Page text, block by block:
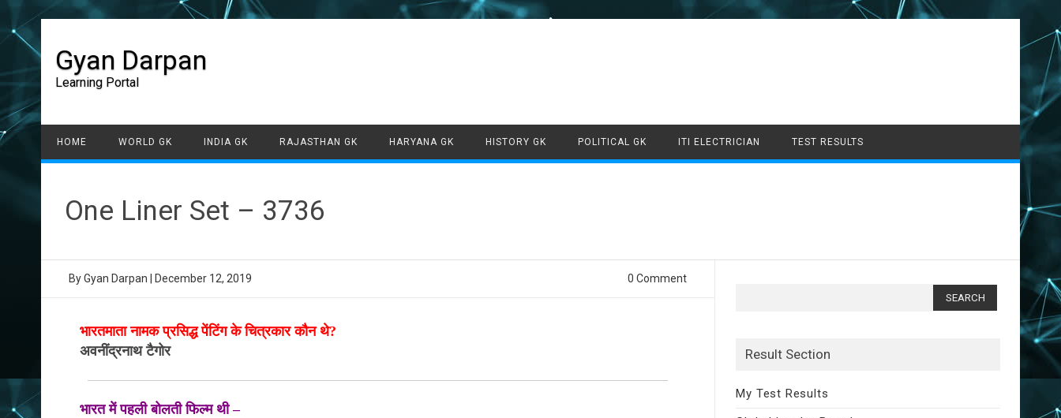
Gyan Darpan
Learning Portal
Skip to content
HOME WORLD GK INDIA GK RAJASTHAN GK HARYANA GK HISTORY GK POLITICAL GK ITI ELECTRICIAN TEST RESULTS
One Liner Set – 3736
ByGyan Darpan December 12, 2019 0 Comment
भारतमाता नामक प्रसिद्ध पेंटिंग के चित्रकार कौन थे?
अवनींद्रनाथ टैगोर
भारत में पहली बोलती फिल्म थी –
Result Section
My Test Results